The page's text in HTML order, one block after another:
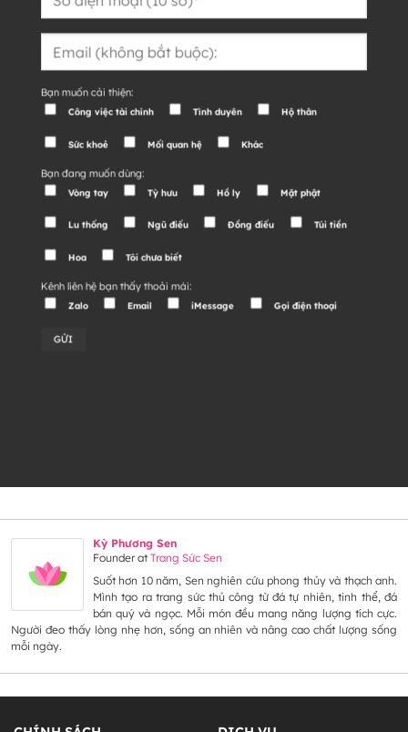
Bạn muốn cải thiện:
Công việc tài chính Tình duyên Hộ thân
Sức khoẻ Mối quan hệ Khác
Bạn đang muốn dùng:
Vòng tay Tỳ hưu Hồ ly Mặt phật
Lu thống Ngũ điếu Đồng điếu Túi tiền
Hoa Tôi chưa biết
Kênh liên hệ bạn thấy thoải mái:
Zalo Email iMessage Gọi điện thoại
Kỳ Phương Sen
FounderatTrang Sức Sen
Suốt hơn 10 năm, Sen nghiên cứu phong thủy và thạch anh.
Mình tạo ra trang sức thủ công từ đá tự nhiên, tinh thể, đá
bán quý và ngọc. Mỗi món đều mang năng lượng tích cực.
Người đeo thấy lòng nhẹ hơn, sống an nhiên và nâng cao chất lượng sống
mỗi ngày.